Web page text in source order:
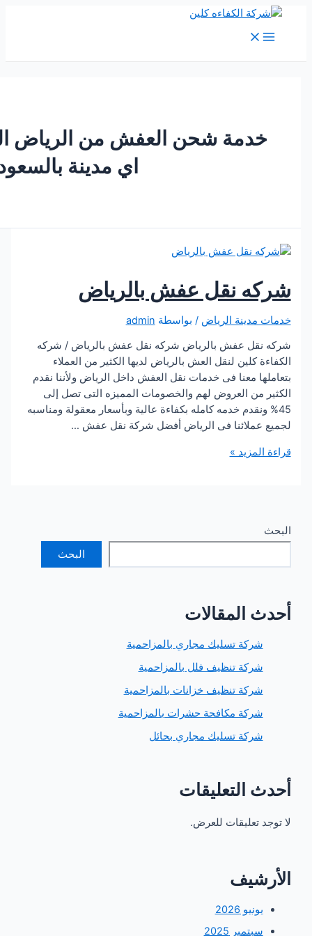
شحن العفش من الرياض الى
اي مدينة بالسعودية
نقل عفش بالرياض
الرياض/ بواسطة admin
عفش بالرياض شركه نقل عفش بالرياض / شركه
كلين لنقل العش بالرياض لديها الكثير من العملاء
معنا فى خدمات نقل العفش داخل الرياض ولأننا نقدم
من العروض لهم والخصومات المميزه التى تصل إلى
ونقدم خدمه كامله بكفاءة عالية وبأسعار معقولة ومناسبه
عملائنا فى الرياض أفضل شركة نقل عفش …
»
المقالات
شركة تسليك مجاري بالمزاحمية
شركة تنظيف فلل بالمزاحمية
شركة تنظيف خزانات بالمزاحمية
شركة مكافحة حشرات بالمزاحمية
شركة تسليك مجاري بحائل
التعليقات
تعليقات للعرض.